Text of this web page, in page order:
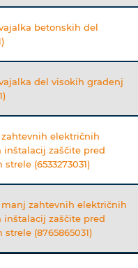
betonskih del
del visokih gradenj
električnih
inštalacij zaščite pred
(6533273031)
zahtevnih električnih
inštalacij zaščite pred
(8765865031)